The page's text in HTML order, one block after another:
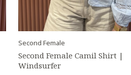
Second Female
Second Female Camil Shirt |
Windsurfer